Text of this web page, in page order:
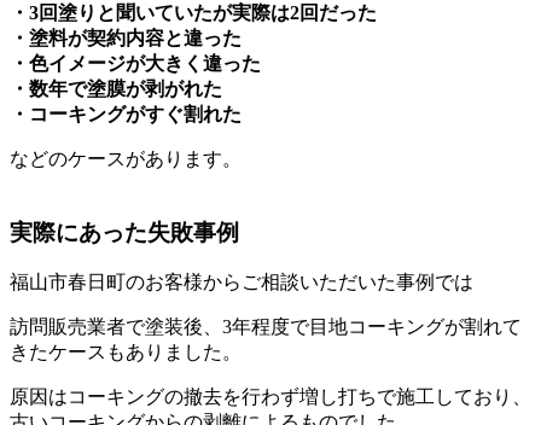
・3回塗りと聞いていたが実際は2回だった
・塗料が契約内容と違った
・色イメージが大きく違った
・数年で塗膜が剥がれた
・コーキングがすぐ割れた
などのケースがあります。
実際にあった失敗事例
福山市春日町のお客様からご相談いただいた事例では
訪問販売業者で塗装後、3年程度で目地コーキングが割れて
きたケースもありました。
原因はコーキングの撤去を行わず増し打ちで施工しており、